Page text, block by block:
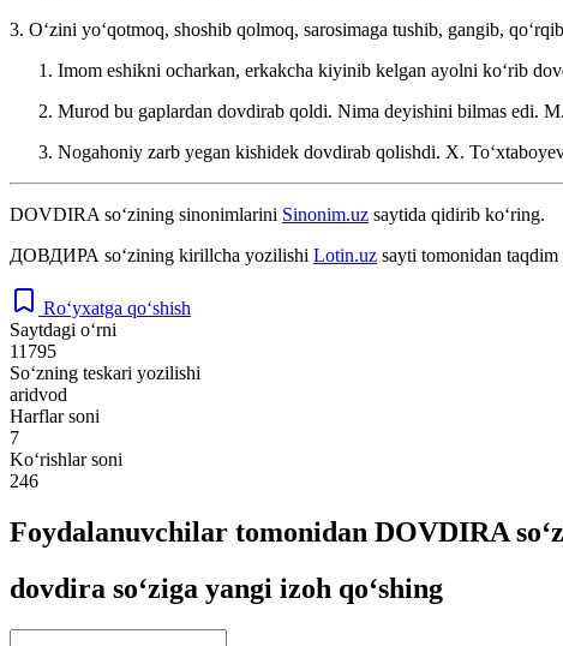
3. Oʻzini yoʻqotmoq, shoshib qolmoq, sarosimaga tushib, gangib,
Imom eshikni ocharkan, erkakcha kiyinib kelgan ayolni koʻrib
Murod bu gaplardan dovdirab qoldi. Nima deyishini bilmas edi.
Nogahoniy zarb yegan kishidek dovdirab qolishdi. X.
DOVDIRA so‘zining sinonimlarini Sinonim.uz saytida qidirib ko‘ring.
ДОВДИРА so‘zining kirillcha yozilishi Lotin.uz sayti tomonidan
Ro‘yxatga qo‘shish
Saytdagi o‘rni
11795
So‘zning teskari yozilishi
aridvod
Harflar soni
7
Ko‘rishlar soni
246
Foydalanuvchilar tomonidan DOVDIRA
dovdira so‘ziga yangi izoh qo‘shing